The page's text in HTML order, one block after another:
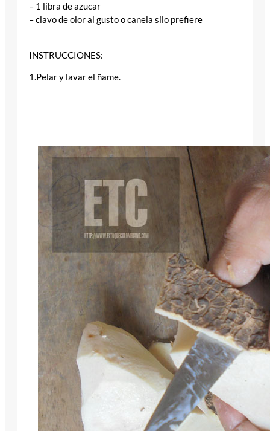
– 1 libra de azucar
– clavo de olor al gusto o canela silo prefiere
INSTRUCCIONES:
1.Pelar y lavar el ñame.